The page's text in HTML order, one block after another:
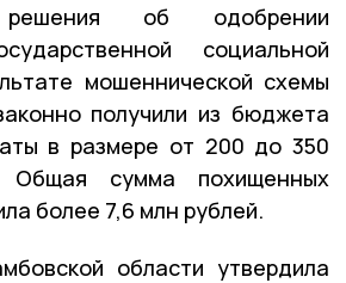
решения об одобрении
социальной
мошеннической схемы
получили из бюджета
в размере от 200 до 350
Общая сумма похищенных
более 7,6 млн рублей.
области утвердила